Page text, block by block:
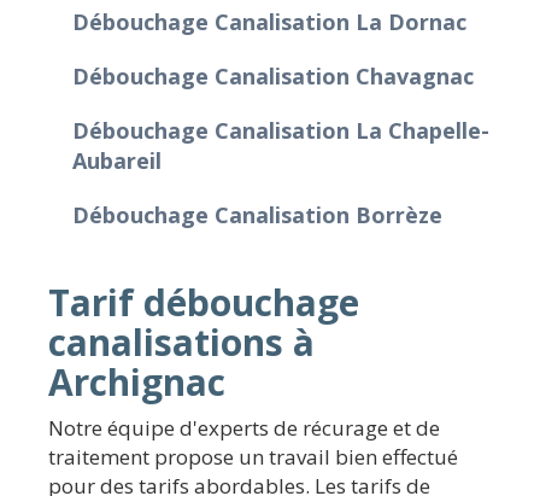
Débouchage Canalisation La Dornac
Débouchage Canalisation Chavagnac
Débouchage Canalisation La Chapelle-
Aubareil
Débouchage Canalisation Borrèze
Tarif débouchage
canalisations à
Archignac
Notre équipe d'experts de récurage et de
traitement propose un travail bien effectué
pour des tarifs abordables. Les tarifs de